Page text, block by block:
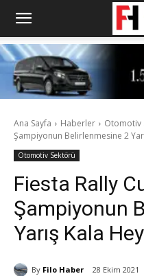
Ana Sayfa Haberler Otomotiv
Şampiyonun Belirlenmesine 2
Otomotiv Sektörü
Fiesta Rally
Şampiyonun
Yarış Kala
By Filo Haber 28 Ekim 2021